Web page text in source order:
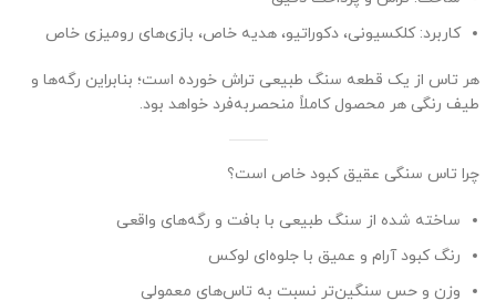
کاربرد: کلکسیونی، دکوراتیو، هدیه خاص، بازی‌های رومیزی خاص
هر تاس از یک قطعه سنگ طبیعی تراش خورده است؛ بنابراین رگه‌ها و
طیف رنگی هر محصول کاملاً منحصر‌به‌فرد خواهد بود.
چرا تاس سنگی عقیق کبود خاص است؟
ساخته شده از سنگ طبیعی با بافت و رگه‌های واقعی
رنگ کبود آرام و عمیق با جلوه‌ای لوکس
وزن و حس سنگین‌تر نسبت به تاس‌های معمولی